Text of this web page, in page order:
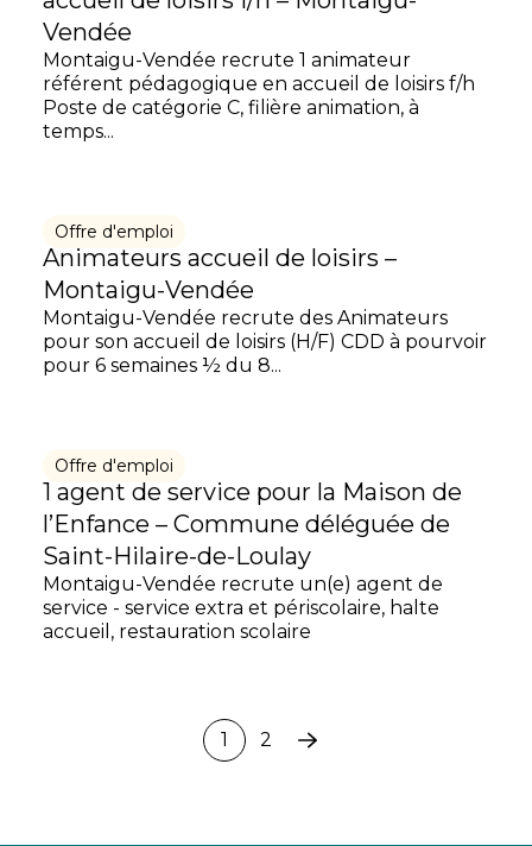
Vendée
Montaigu-Vendée recrute 1 animateur
référent pédagogique en accueil de loisirs f/h
Poste de catégorie C, filière animation, à
temps...
Offre d'emploi
Animateurs accueil de loisirs –
Montaigu-Vendée
Montaigu-Vendée recrute des Animateurs
pour son accueil de loisirs (H/F) CDD à pourvoir
pour 6 semaines ½ du 8...
Offre d'emploi
1 agent de service pour la Maison de
l’Enfance – Commune déléguée de
Saint-Hilaire-de-Loulay
Montaigu-Vendée recrute un(e) agent de
service - service extra et périscolaire, halte
accueil, restauration scolaire
1 2
Page